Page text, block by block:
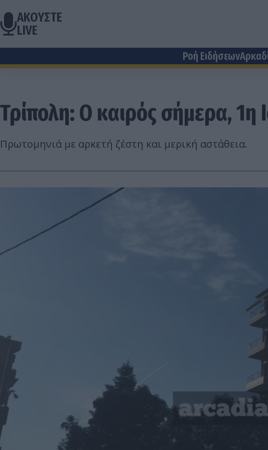
ΑΚΟΥΣΤΕ
LIVE
Ροή Ειδήσεων
Τρίπολη: Ο καιρός σήμερα, 1η
Πρωτομηνιά με αρκετή ζέστη και μερική αστάθεια.